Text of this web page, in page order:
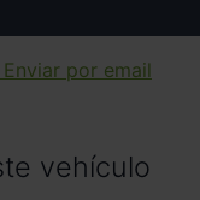
vehículo
Enviar por email